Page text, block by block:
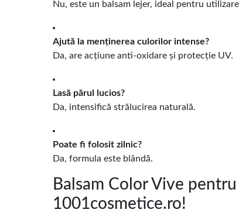
Nu, este un balsam lejer, ideal pentru
Ajută la menținerea culorilor intense?
Da, are acțiune anti-oxidare și protecție UV.
Lasă părul lucios?
Da, intensifică strălucirea naturală.
Poate fi folosit zilnic?
Da, formula este blândă.
Balsam Color Vive
1001cosmetice.ro!